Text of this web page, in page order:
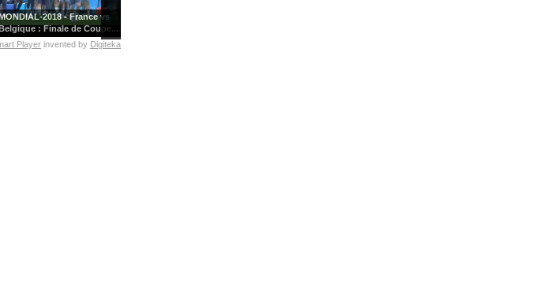
2018 - France vs
: Finale de Coupe...
Player invented by Digiteka